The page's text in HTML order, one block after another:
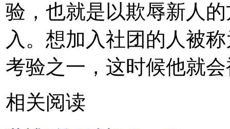
验，也就是以欺辱新人
入。想加入社团的人被称
考验之一，这时候他就
相关阅读